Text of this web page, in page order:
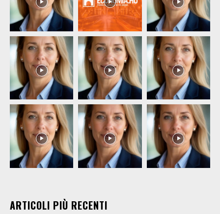
ARTICOLI PIÙ RECENTI